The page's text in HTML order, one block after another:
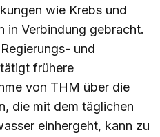
wie Krebs und
in Verbindung gebracht.
und
frühere
von THM über die
die mit dem täglichen
einhergeht, kann zu